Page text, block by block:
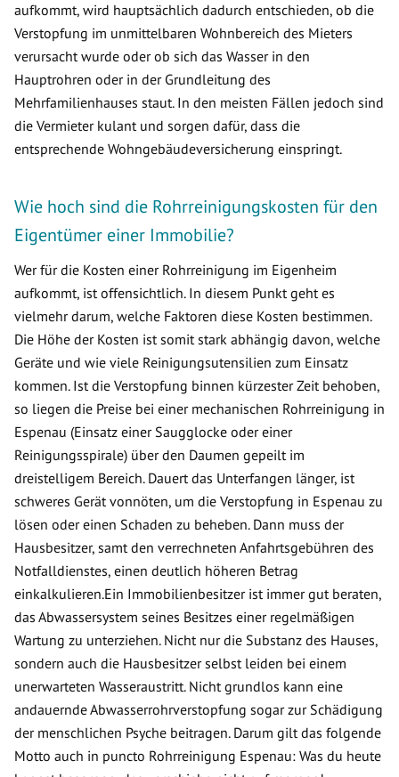
aufkommt, wird hauptsächlich dadurch entschieden, ob die
Verstopfung im unmittelbaren Wohnbereich des Mieters
verursacht wurde oder ob sich das Wasser in den
Hauptrohren oder in der Grundleitung des
Mehrfamilienhauses staut. In den meisten Fällen jedoch sind
die Vermieter kulant und sorgen dafür, dass die
entsprechende Wohngebäudeversicherung einspringt.
Wie hoch sind die Rohrreinigungskosten für den
Eigentümer einer Immobilie?
Wer für die Kosten einer Rohrreinigung im Eigenheim
aufkommt, ist offensichtlich. In diesem Punkt geht es
vielmehr darum, welche Faktoren diese Kosten bestimmen.
Die Höhe der Kosten ist somit stark abhängig davon, welche
Geräte und wie viele Reinigungsutensilien zum Einsatz
kommen. Ist die Verstopfung binnen kürzester Zeit behoben,
so liegen die Preise bei einer mechanischen Rohrreinigung in
Espenau (Einsatz einer Saugglocke oder einer
Reinigungsspirale) über den Daumen gepeilt im
dreistelligem Bereich. Dauert das Unterfangen länger, ist
schweres Gerät vonnöten, um die Verstopfung in Espenau zu
lösen oder einen Schaden zu beheben. Dann muss der
Hausbesitzer, samt den verrechneten Anfahrtsgebühren des
Notfalldienstes, einen deutlich höheren Betrag
einkalkulieren.Ein Immobilienbesitzer ist immer gut beraten,
das Abwassersystem seines Besitzes einer regelmäßigen
Wartung zu unterziehen. Nicht nur die Substanz des Hauses,
sondern auch die Hausbesitzer selbst leiden bei einem
unerwarteten Wasseraustritt. Nicht grundlos kann eine
andauernde Abwasserrohrverstopfung sogar zur Schädigung
der menschlichen Psyche beitragen. Darum gilt das folgende
Motto auch in puncto Rohrreinigung Espenau: Was du heute